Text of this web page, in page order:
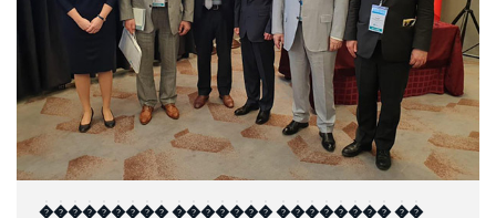
��������� ������� �������� ��